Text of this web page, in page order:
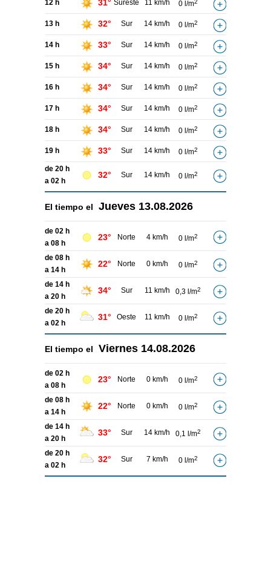
12 h 31° Sureste 11 km/h 0 l/m2
13 h 32° Sur 14 km/h 0 l/m2
14 h 33° Sur 14 km/h 0 l/m2
15 h 34° Sur 14 km/h 0 l/m2
16 h 34° Sur 14 km/h 0 l/m2
17 h 34° Sur 14 km/h 0 l/m2
18 h 34° Sur 14 km/h 0 l/m2
19 h 33° Sur 14 km/h 0 l/m2
de 20 h
a 02 h
32° Sur 14 km/h 0 l/m2
El tiempo el Jueves 13.08.2026
de 02 h
a 08 h
23° Norte 4 km/h 0 l/m2
de 08 h
a 14 h
22° Norte 0 km/h 0 l/m2
de 14 h
a 20 h
34° Sur 11 km/h 0,3 l/m2
de 20 h
a 02 h
31° Oeste 11 km/h 0 l/m2
El tiempo el Viernes 14.08.2026
de 02 h
a 08 h
23° Norte 0 km/h 0 l/m2
de 08 h
a 14 h
22° Norte 0 km/h 0 l/m2
de 14 h
a 20 h
33° Sur 14 km/h 0,1 l/m2
de 20 h
a 02 h
32° Sur 7 km/h 0 l/m2